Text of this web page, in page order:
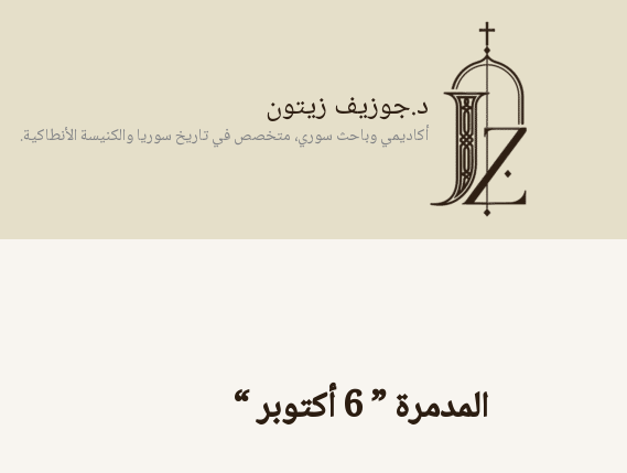
د.جوزيف زيتون
أكاديمي وباحث سوري، متخصص في تاريخ سوريا والكنيسة الأنطاكية.
المدمرة ” 6 أكتوبر “